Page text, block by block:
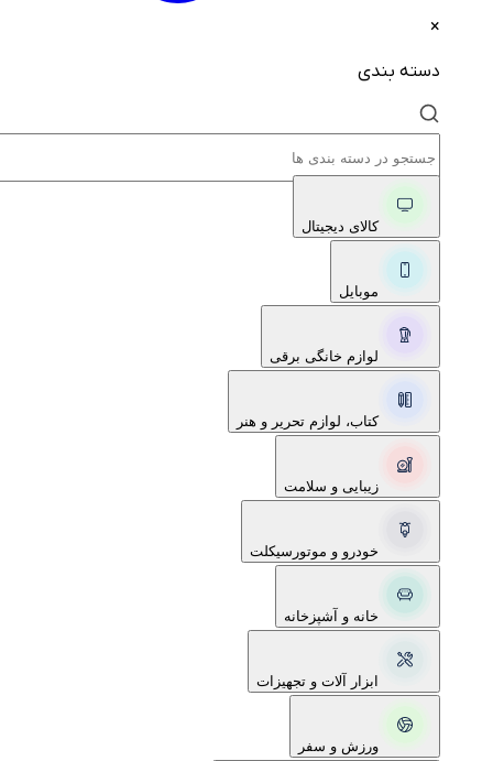
دسته بندی
کالای دیجیتال
موبایل
لوازم خانگی برقی
کتاب، لوازم تحریر و هنر
زیبایی و سلامت
خودرو و موتورسیکلت
خانه و آشپزخانه
ابزار آلات و تجهیزات
ورزش و سفر